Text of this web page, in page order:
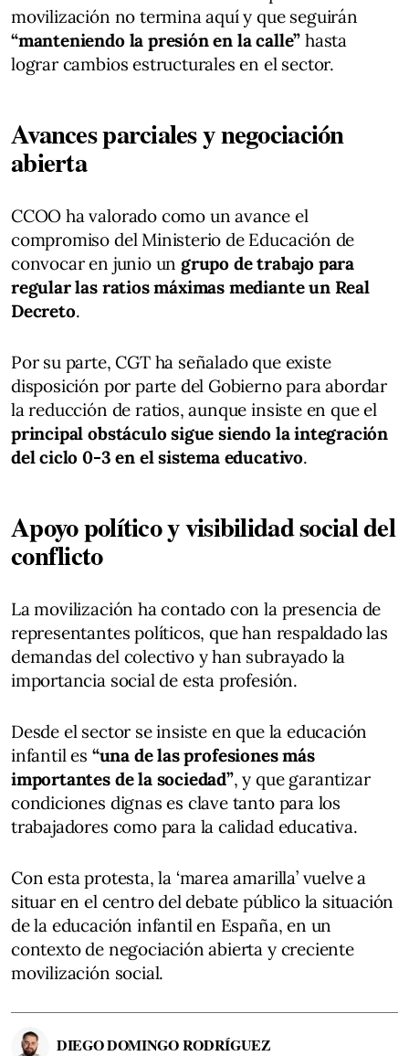
movilización no termina aquí y que seguirán
“manteniendo la presión en la calle” hasta
lograr cambios estructurales en el sector.
Avances parciales y negociación
abierta
CCOO ha valorado como un avance el
compromiso del Ministerio de Educación de
convocar en junio un grupo de trabajo para
regular las ratios máximas mediante un Real
Decreto.
Por su parte, CGT ha señalado que existe
disposición por parte del Gobierno para abordar
la reducción de ratios, aunque insiste en que el
principal obstáculo sigue siendo la integración
del ciclo 0-3 en el sistema educativo.
Apoyo político y visibilidad social del
conflicto
La movilización ha contado con la presencia de
representantes políticos, que han respaldado las
demandas del colectivo y han subrayado la
importancia social de esta profesión.
Desde el sector se insiste en que la educación
infantil es “una de las profesiones más
importantes de la sociedad”, y que garantizar
condiciones dignas es clave tanto para los
trabajadores como para la calidad educativa.
Con esta protesta, la ‘marea amarilla’ vuelve a
situar en el centro del debate público la situación
de la educación infantil en España, en un
contexto de negociación abierta y creciente
movilización social.
DIEGO DOMINGO RODRÍGUEZ